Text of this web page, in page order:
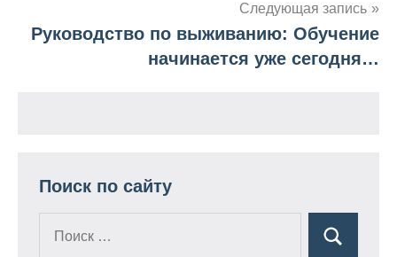
Следующая запись
Руководство по выживанию: Обучение
начинается уже сегодня…
Поиск по сайту
Поиск